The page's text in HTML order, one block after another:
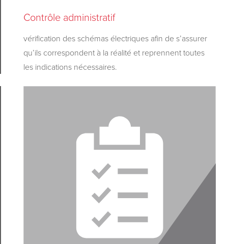
Contrôle administratif
vérification des schémas électriques afin de s’assurer
qu’ils correspondent à la réalité et reprennent toutes
les indications nécessaires.